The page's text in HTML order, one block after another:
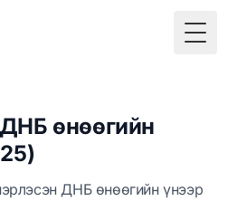
өнөөгийн
ДНБ өнөөгийн үнээр